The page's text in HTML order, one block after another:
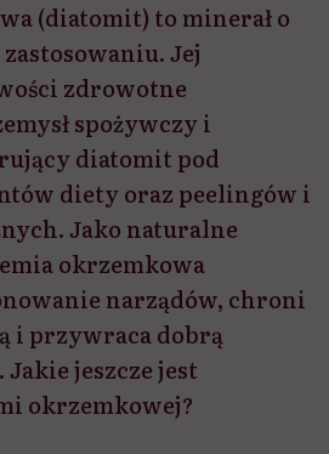
(diatomit) to minerał o
Jej
zdrowotne
spożywczy i
diatomit pod
diety oraz peelingów i
Jako naturalne
okrzemkowa
narządów, chroni
i przywraca dobrą
jeszcze jest
okrzemkowej?